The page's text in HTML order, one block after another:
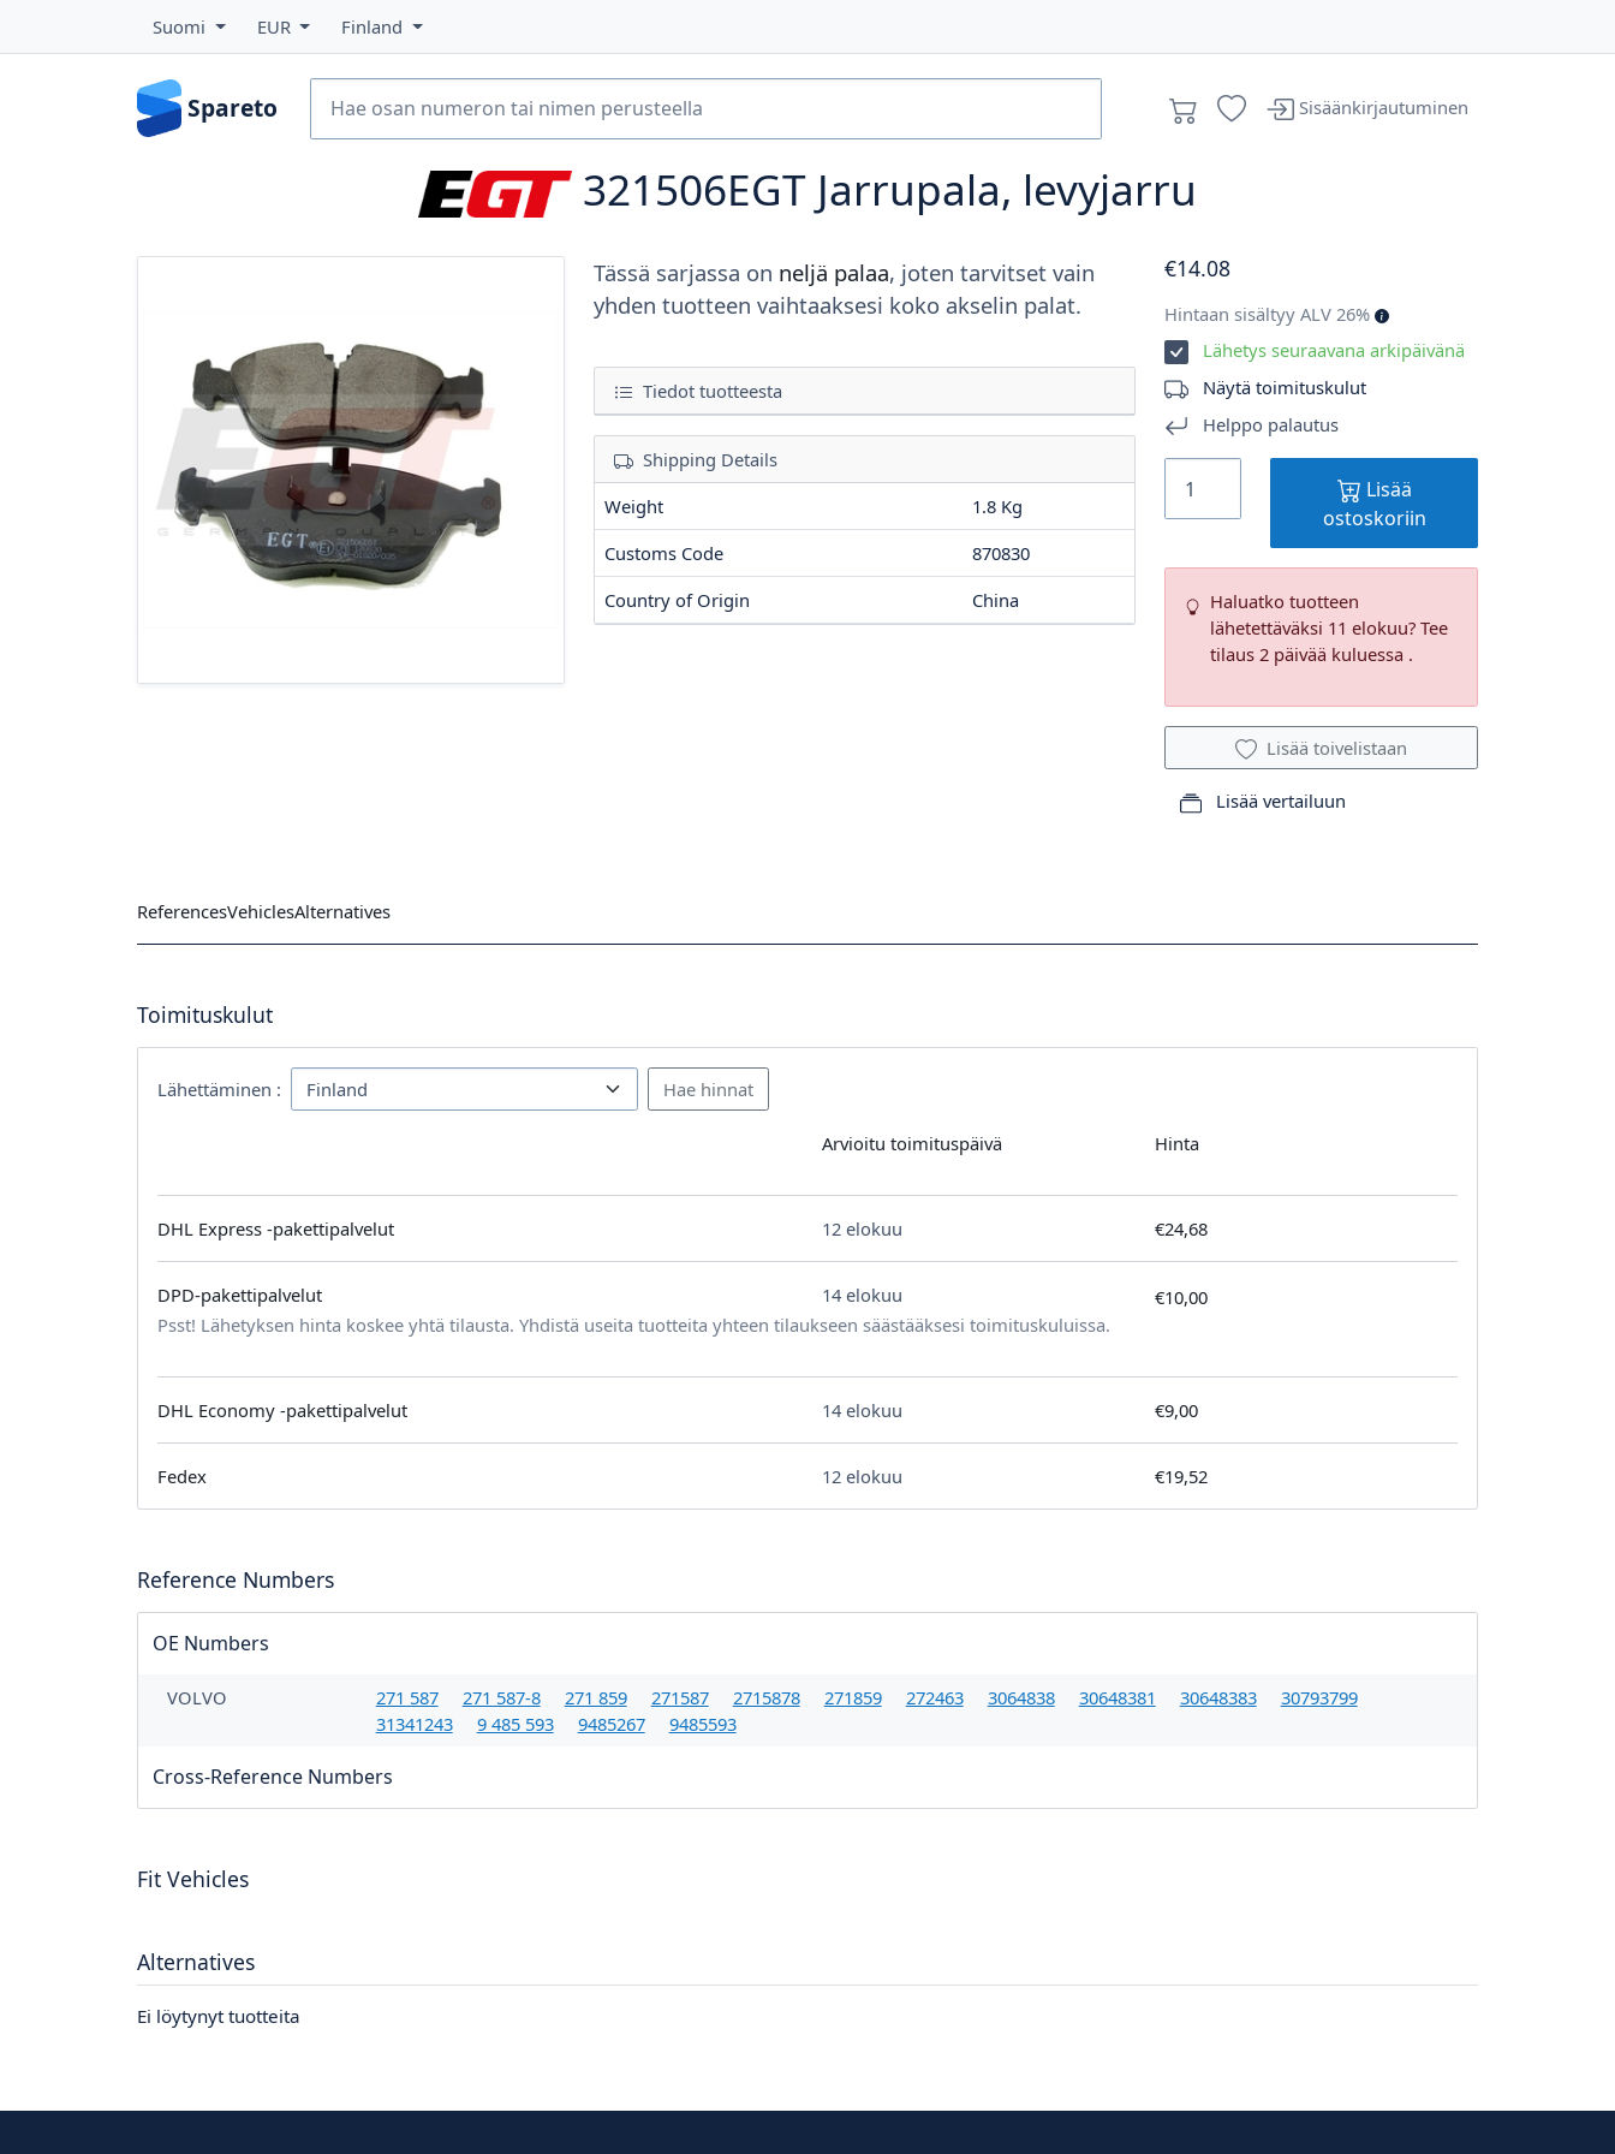
Suomi EUR Finland
Spareto Sisäänkirjautuminen
321506EGT Jarrupala, levyjarru
Tässä sarjassa on neljä palaa, joten tarvitset vain
yhden tuotteen vaihtaaksesi koko akselin palat.
Tiedot tuotteesta
Shipping Details
Weight
1.8 Kg
Customs Code
870830
Country of Origin
China
€14.08
Hintaan sisältyy ALV 26%
Lähetys seuraavana arkipäivänä
Näytä toimituskulut
Helppo palautus
Lisää
ostoskoriin
Haluatko tuotteen
lähetettäväksi 11 elokuu? Tee
tilaus 2 päivää kuluessa .
Lisää toivelistaan
Lisää vertailuun
ReferencesVehiclesAlternatives
Toimituskulut
Lähettäminen :
Arvioitu toimituspäivä Hinta
DHL Express -pakettipalvelut 12 elokuu €24,68
DPD-pakettipalvelut 14 elokuu €10,00
Psst! Lähetyksen hinta koskee yhtä tilausta. Yhdistä useita tuotteita yhteen tilaukseen säästääksesi toimituskuluissa.
DHL Economy -pakettipalvelut 14 elokuu €9,00
Fedex 12 elokuu €19,52
Reference Numbers
OE Numbers
VOLVO 271 587 271 587-8 271 859 271587 2715878 271859 272463 3064838 30648381 30648383
30793799
31341243
9 485 593 9485267 9485593
Cross-Reference Numbers
Fit Vehicles
Alternatives
Ei löytynyt tuotteita